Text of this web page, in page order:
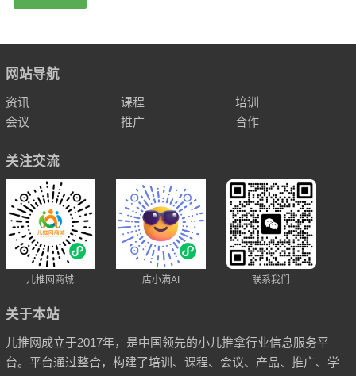
网站导航
资讯 课程
培训
会议
推广 合作
关注交流
儿推网商城 店小满AI 联系我们
关于本站
儿推网成立于2017年，是中国领先的小儿推拿行业信息服务平
台。平台通过整合，构建了培训、课程、会议、产品、推广、学